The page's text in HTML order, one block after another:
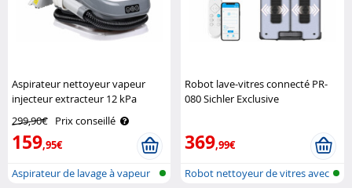
Aspirateur nettoyeur vapeur
injecteur extracteur 12 kPa
Sichler Haushaltsgeräte
299,90€ Prix conseillé
159,95€
Aspirateur de lavage à vapeur
Robot lave-vitres connecté PR-
080 Sichler Exclusive
369,99€
Robot nettoyeur de vitres avec